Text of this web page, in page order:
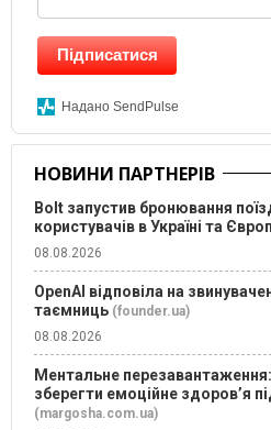
Підписатися
Надано SendPulse
НОВИНИ ПАРТНЕРІВ
Bolt запустив бронювання
користувачів в Україні та
08.08.2026
OpenAI відповіла на
таємниць (founder.ua)
08.08.2026
Ментальне
зберегти емоційне здоров’я
(margosha.com.ua)